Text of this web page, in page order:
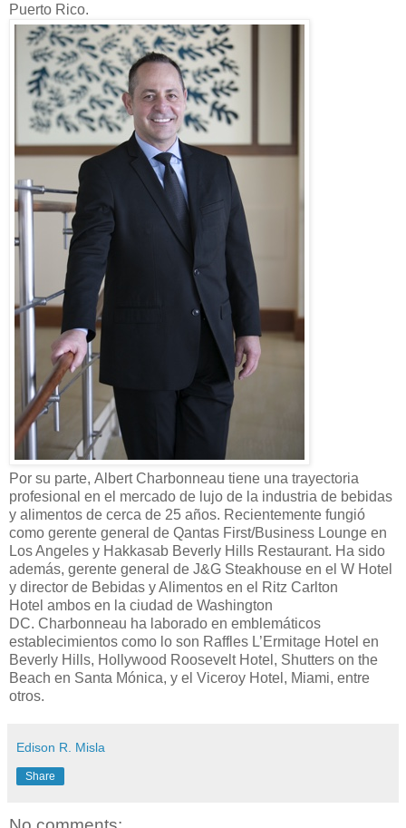
Puerto Rico.
Por su parte, Albert Charbonneau tiene una trayectoria
profesional en el mercado de lujo de la industria de bebidas
y alimentos de cerca de 25 años. Recientemente fungió
como gerente general de Qantas First/Business Lounge en
Los Angeles y Hakkasab Beverly Hills Restaurant. Ha sido
además, gerente general de J&G Steakhouse en el W Hotel
y director de Bebidas y Alimentos en el Ritz Carlton
Hotel ambos en la ciudad de Washington
DC. Charbonneau ha laborado en emblemáticos
establecimientos como lo son Raffles L’Ermitage Hotel en
Beverly Hills, Hollywood Roosevelt Hotel, Shutters on the
Beach en Santa Mónica, y el Viceroy Hotel, Miami, entre
otros.
Edison R. Misla
Share